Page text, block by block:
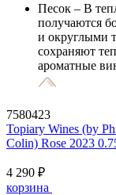
Песок – В
получаются
и округлыми
сохраняют
ароматные
7580423
Topiary Wines (by
Colin) Rose 2023
4 290 ₽
корзина